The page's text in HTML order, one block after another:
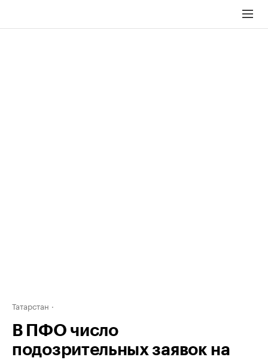
Татарстан
В ПФО число
подозрительных заявок на